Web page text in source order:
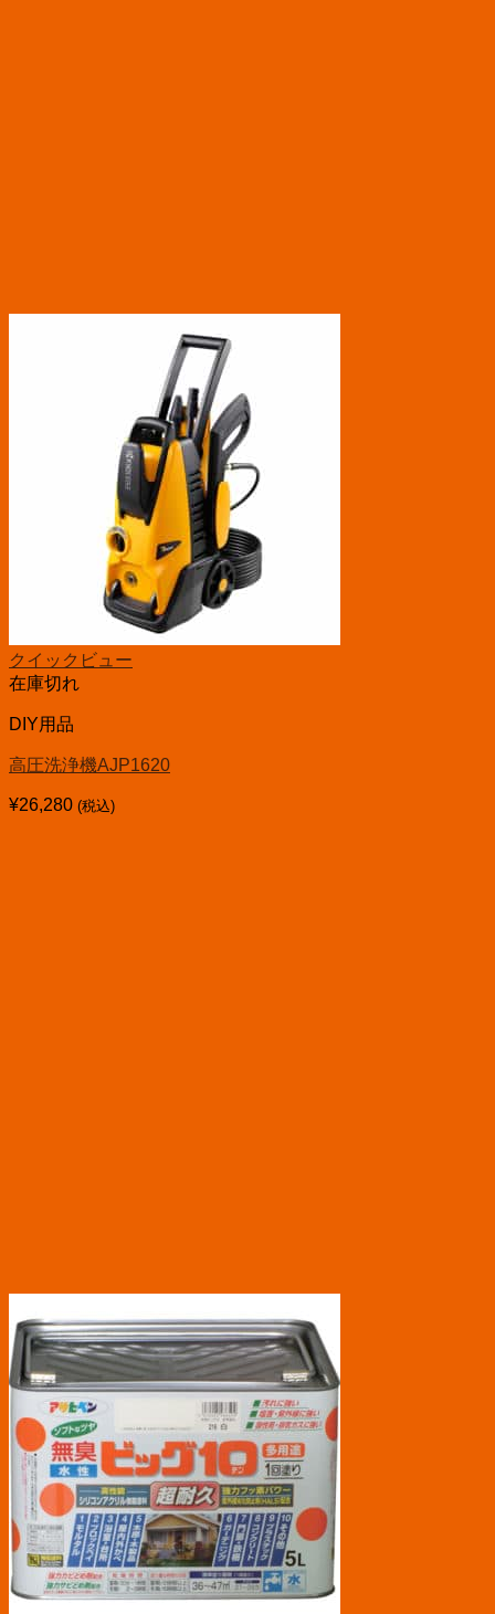
クイックビュー
在庫切れ
DIY用品
高圧洗浄機AJP1620
¥26,280 (税込)